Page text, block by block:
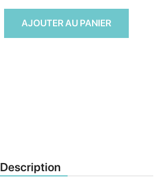
AJOUTER AU PANIER
Description